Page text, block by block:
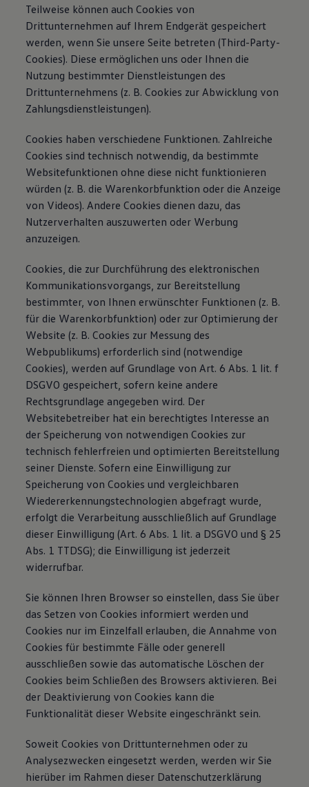
Teilweise können auch Cookies von
Drittunternehmen auf Ihrem Endgerät gespeichert
werden, wenn Sie unsere Seite betreten (Third-Party-
Cookies). Diese ermöglichen uns oder Ihnen die
Nutzung bestimmter Dienstleistungen des
Drittunternehmens (z. B. Cookies zur Abwicklung von
Zahlungsdienstleistungen).
Cookies haben verschiedene Funktionen. Zahlreiche
Cookies sind technisch notwendig, da bestimmte
Websitefunktionen ohne diese nicht funktionieren
würden (z. B. die Warenkorbfunktion oder die Anzeige
von Videos). Andere Cookies dienen dazu, das
Nutzerverhalten auszuwerten oder Werbung
anzuzeigen.
Cookies, die zur Durchführung des elektronischen
Kommunikationsvorgangs, zur Bereitstellung
bestimmter, von Ihnen erwünschter Funktionen (z. B.
für die Warenkorbfunktion) oder zur Optimierung der
Website (z. B. Cookies zur Messung des
Webpublikums) erforderlich sind (notwendige
Cookies), werden auf Grundlage von Art. 6 Abs. 1 lit. f
DSGVO gespeichert, sofern keine andere
Rechtsgrundlage angegeben wird. Der
Websitebetreiber hat ein berechtigtes Interesse an
der Speicherung von notwendigen Cookies zur
technisch fehlerfreien und optimierten Bereitstellung
seiner Dienste. Sofern eine Einwilligung zur
Speicherung von Cookies und vergleichbaren
Wiedererkennungstechnologien abgefragt wurde,
erfolgt die Verarbeitung ausschließlich auf Grundlage
dieser Einwilligung (Art. 6 Abs. 1 lit. a DSGVO und § 25
Abs. 1 TTDSG); die Einwilligung ist jederzeit
widerrufbar.
Sie können Ihren Browser so einstellen, dass Sie über
das Setzen von Cookies informiert werden und
Cookies nur im Einzelfall erlauben, die Annahme von
Cookies für bestimmte Fälle oder generell
ausschließen sowie das automatische Löschen der
Cookies beim Schließen des Browsers aktivieren. Bei
der Deaktivierung von Cookies kann die
Funktionalität dieser Website eingeschränkt sein.
Soweit Cookies von Drittunternehmen oder zu
Analysezwecken eingesetzt werden, werden wir Sie
hierüber im Rahmen dieser Datenschutzerklärung